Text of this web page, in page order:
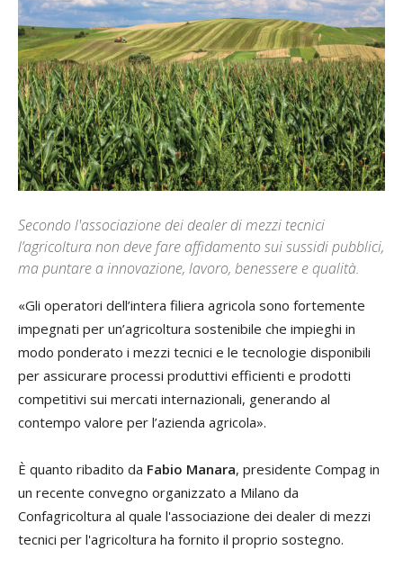
Secondo l'associazione dei dealer di mezzi tecnici
l’agricoltura non deve fare affidamento sui sussidi pubblici,
ma puntare a innovazione, lavoro, benessere e qualità.
«Gli operatori dell’intera filiera agricola sono fortemente
impegnati per un’agricoltura sostenibile che impieghi in
modo ponderato i mezzi tecnici e le tecnologie disponibili
per assicurare processi produttivi efficienti e prodotti
competitivi sui mercati internazionali, generando al
contempo valore per l’azienda agricola».
È quanto ribadito da Fabio Manara, presidente Compag in
un recente convegno organizzato a Milano da
Confagricoltura al quale l'associazione dei dealer di mezzi
tecnici per l'agricoltura ha fornito il proprio sostegno.